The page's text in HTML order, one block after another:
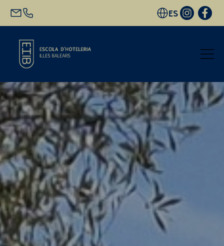
ES
Inicio
Oferta académica
Futuro alumnado
EHIB y Empresa
Conócenos
Contacto